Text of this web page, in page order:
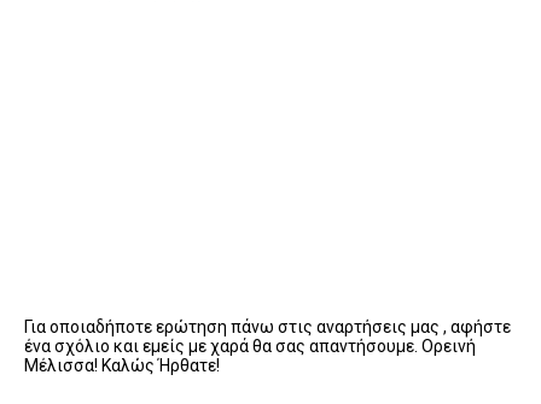
Για οποιαδήποτε ερώτηση πάνω στις αναρτήσεις μας , αφήστε
ένα σχόλιο και εμείς με χαρά θα σας απαντήσουμε. Ορεινή
Μέλισσα! Καλώς Ήρθατε!